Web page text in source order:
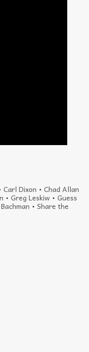
Carl Dixon • Chad Allan
•Greg Leskiw •Guess
•Share the